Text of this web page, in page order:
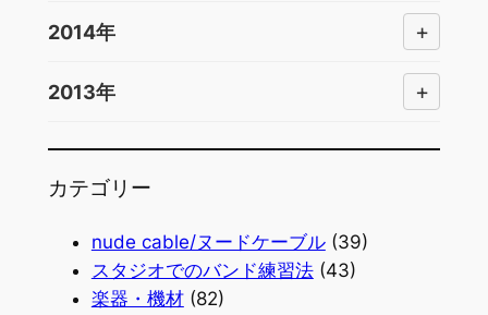
2014年 +
2013年 +
カテゴリー
nude cable/ヌードケーブル(39)
スタジオでのバンド練習法(43)
楽器・機材(82)